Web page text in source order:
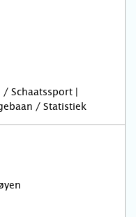
Schaatssport |
/ Statistiek